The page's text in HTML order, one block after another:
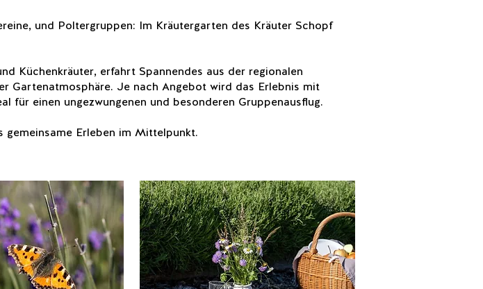
und Poltergruppen: Im Kräutergarten des Kräuter Schopf
Küchenkräuter, erfahrt Spannendes aus der regionalen
Gartenatmosphäre. Je nach Angebot wird das Erlebnis mit
für einen ungezwungenen und besonderen Gruppenausflug.
Erleben im Mittelpunkt.